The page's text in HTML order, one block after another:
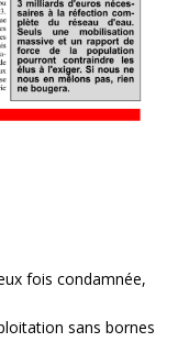
fois condamnée,
sans bornes